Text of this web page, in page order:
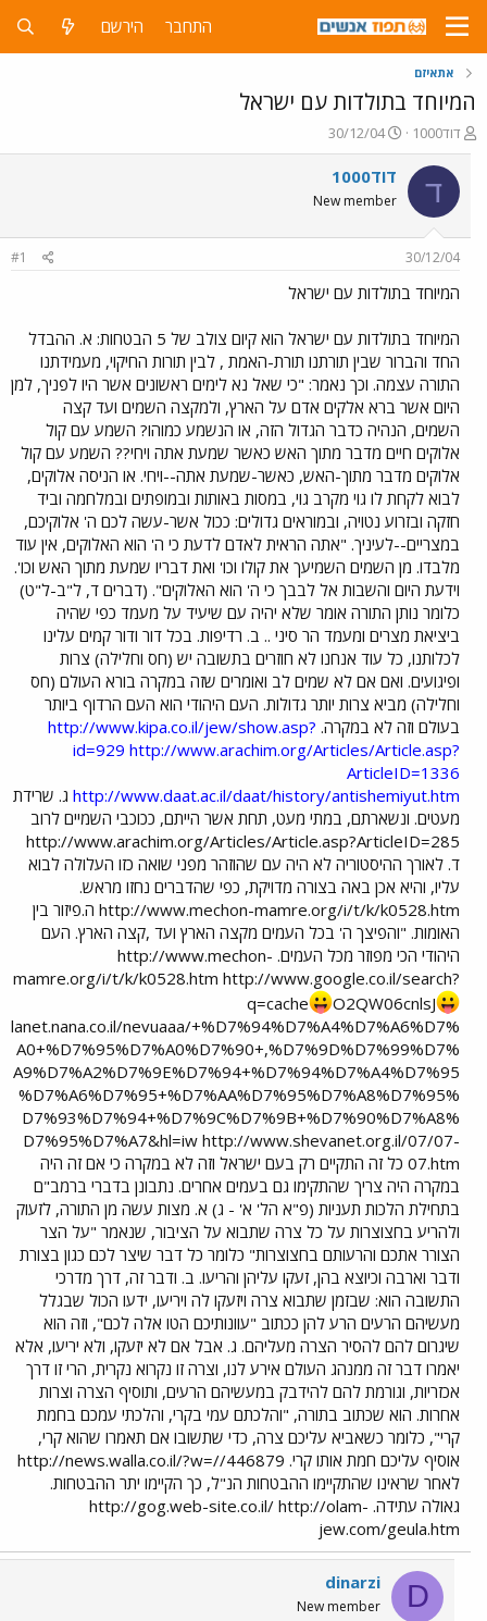
התחבר הירשם
אתאיזם
המיוחד בתולדות עם ישראל
פ
ו
ת
ח
ה
ש
א
דוד1000
פ
ו
ר
ם
ר
ך
30/12/04
ד דוד1000
New member
30/12/04
#1
המיוחד בתולדות עם ישראל
המיוחד בתולדות עם ישראל הוא קיום צולב של 5 הבטחות: א. ההבדל
החד והברור שבין תורתנו תורת-האמת , לבין תורות החיקוי, מעמידתנו
התורה עצמה. וכך נאמר: "כי שאל נא לימים ראשונים אשר היו לפניך, למן
היום אשר ברא אלקים אדם על הארץ, ולמקצה השמים ועד קצה
השמים, הנהיה כדבר הגדול הזה, או הנשמע כמוהו? השמע עם קול
אלוקים חיים מדבר מתוך האש כאשר שמעת אתה ויחי?? השמע עם קול
אלוקים מדבר מתוך-האש, כאשר-שמעת אתה--ויחי. או הניסה אלוקים,
לבוא לקחת לו גוי מקרב גוי, במסות באותות ובמופתים ובמלחמה וביד
חזקה ובזרוע נטויה, ובמוראים גדולים: ככול אשר-עשה לכם ה' אלוקיכם,
במצריים--לעיניך. "אתה הראית לאדם לדעת כי ה' הוא האלוקים, אין עוד
מלבדו. מן השמים השמיעך את קולו וכו' ואת דבריו שמעת מתוך האש וכו'.
וידעת היום והשבות אל לבבך כי ה' הוא האלוקים". (דברים ד, ל"ב-ל"ט)
כלומר נותן התורה אומר שלא יהיה עם שיעיד על מעמד כפי שהיה
ביציאת מצרים ומעמד הר סיני .. ב. רדיפות. בכל דור ודור קמים עלינו
לכלותנו, כל עוד אנחנו לא חוזרים בתשובה יש (חס וחלילה) צרות
ופיגועים. ואם אם לא שמים לב ואומרים שזה במקרה בורא העולם (חס
וחלילה) מביא צרות יותר גדולות. העם היהודי הוא העם הרדוף ביותר
בעולם וזה לא במקרה. http://www.kipa.co.il/jew/show.asp?
id=929 http://www.arachim.org/Articles/Article.asp?
ArticleID=1336
http://www.daat.ac.il/daat/history/antishemiyut.htm ג. שרידת
מעטים. ונשארתם, במתי מעט, תחת אשר הייתם, ככוכבי השמיים לרוב
http://www.arachim.org/Articles/Article.asp?ArticleID=285
ד. לאורך ההיסטוריה לא היה עם שהוזהר מפני שואה כזו העלולה לבוא
עליו, והיא אכן באה בצורה מדויקת, כפי שהדברים נחזו מראש.
http://www.mechon-mamre.org/i/t/k/k0528.htm ה.פיזור בין
האומות. "והפיצך ה' בכל העמים מקצה הארץ ועד ,קצה הארץ. העם
היהודי הכי מפוזר מכל העמים. http://www.mechon-
mamre.org/i/t/k/k0528.htm http://www.google.co.il/search?
q=cache
O2QW06cnlsJ
lanet.nana.co.il/nevuaaa/+%D7%94%D7%A4%D7%A6%D7%
A0+%D7%95%D7%A0%D7%90+,%D7%9D%D7%99%D7%
A9%D7%A2%D7%9E%D7%94+%D7%94%D7%A4%D7%95
%D7%A6%D7%95+%D7%AA%D7%95%D7%A8%D7%95%
D7%93%D7%94+%D7%9C%D7%9B+%D7%90%D7%A8%
D7%95%D7%A7&hl=iw http://www.shevanet.org.il/07/07-
07.htm כל זה התקיים רק בעם ישראל וזה לא במקרה כי אם זה היה
במקרה היה צריך שהתקימו גם בעמים אחרים. נתבונן בדברי ברמב"ם
בתחילת הלכות תעניות (פ"א הל' א' - ג) א. מצות עשה מן התורה, לזעוק
ולהריע בחצוצרות על כל צרה שתבוא על הציבור, שנאמר "על הצר
הצורר אתכם והרעותם בחצוצרות" כלומר כל דבר שיצר לכם כגון בצורת
ודבר וארבה וכיוצא בהן, זעקו עליהן והריעו. ב. ודבר זה, דרך מדרכי
התשובה הוא: שבזמן שתבוא צרה ויזעקו לה ויריעו, ידעו הכול שבגלל
מעשיהם הרעים הרע להן ככתוב "עוונותיכם הטו אלה לכם", וזה הוא
שיגרום להם להסיר הצרה מעליהם. ג. אבל אם לא יזעקו, ולא יריעו, אלא
יאמרו דבר זה ממנהג העולם אירע לנו, וצרה זו נקרוא נקרית, הרי זו דרך
אכזריות, וגורמת להם להידבק במעשיהם הרעים, ותוסיף הצרה וצרות
אחרות. הוא שכתוב בתורה, "והלכתם עמי בקרי, והלכתי עמכם בחמת
קרי", כלומר כשאביא עליכם צרה, כדי שתשובו אם תאמרו שהוא קרי,
אוסיף עליכם חמת אותו קרי. http://news.walla.co.il/?w=//446879
לאחר שראינו שהתקיימו ההבטחות הנ"ל, כך הקיימו יתר ההבטחות.
גאולה עתידה. http://gog.web-site.co.il/ http://olam-
jew.com/geula.htm
D
dinarzi
New member